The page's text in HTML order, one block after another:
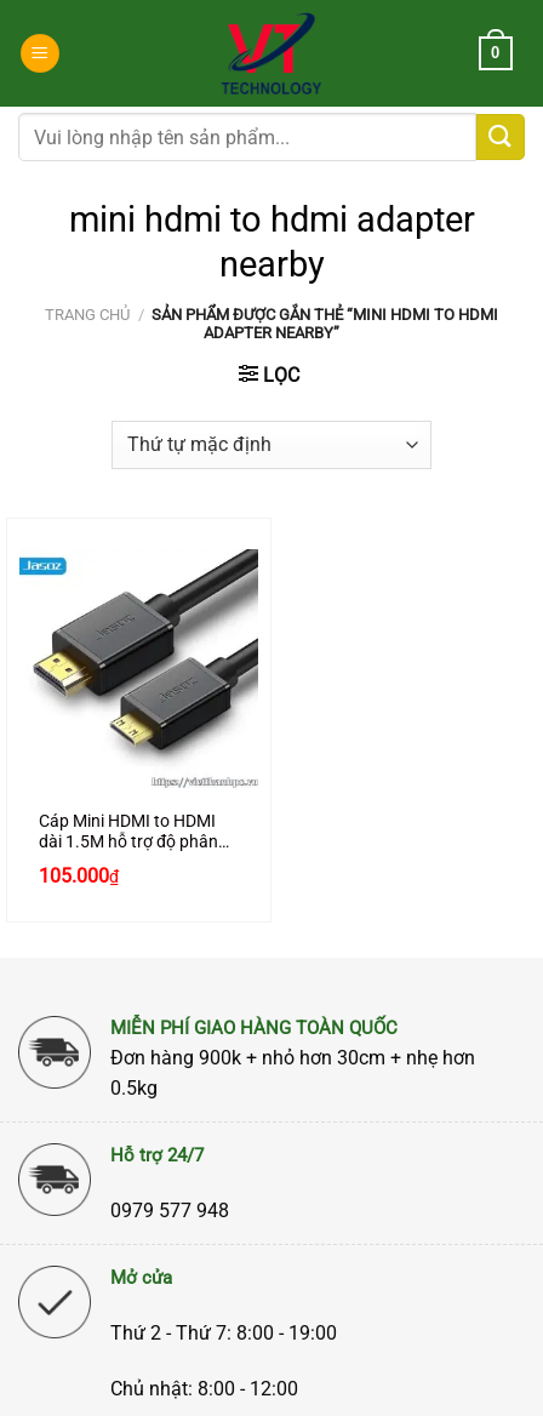
đến
dung
0
Tìm
kiếm:
mini hdmi to hdmi adapter
nearby
TRANG CHỦ / SẢN PHẨM ĐƯỢC GẮN THẺ “MINI HDMI TO HDMI
ADAPTER NEARBY”
LỌC
Cáp Mini HDMI to HDMI
dài 1.5M hỗ trợ độ phân
A148 cao cấp
105.000₫
MIỄN PHÍ GIAO HÀNG TOÀN QUỐC
Đơn hàng 900k + nhỏ hơn 30cm + nhẹ hơn
0.5kg
Hỗ trợ 24/7
0979 577 948
Mở cửa
Thứ 2 - Thứ 7: 8:00 - 19:00
Chủ nhật: 8:00 - 12:00